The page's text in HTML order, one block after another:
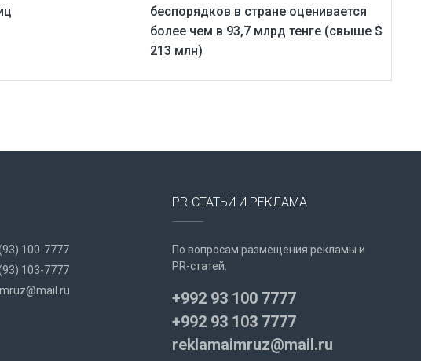
беспорядков в стране оценивается
более чем в 93,7 млрд тенге (свыше $
213 млн)
100-7777
103-7777
PR-СТАТЬИ И РЕКЛАМА
По вопросам размещения рекламы и
PR-статей:
+992 93 100 7777
+992 93 103 7777
reklamaimruz@mail.ru